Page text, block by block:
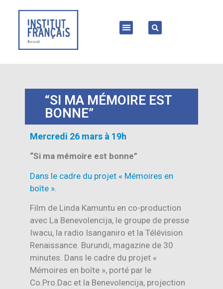
“SI MA MÉMOIRE EST
BONNE”
Mercredi 26 mars à 19h
“Si ma mémoire est bonne”
Dans le cadre du projet « Mémoires en
boîte ».
Film de Linda Kamuntu en co-production
avec La Benevolencija, le groupe de presse
Iwacu, la radio Isanganiro et la Télévision
Renaissance. Burundi, magazine de 30
minutes. Dans le cadre du projet «
Mémoires en boîte », porté par le
Co.Pro.Dac et la Benevolencija, projection